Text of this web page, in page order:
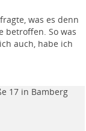
was es denn
betroffen. So was
auch, habe ich